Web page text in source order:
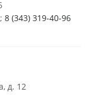
; 8 (343) 319-40-96
д. 12